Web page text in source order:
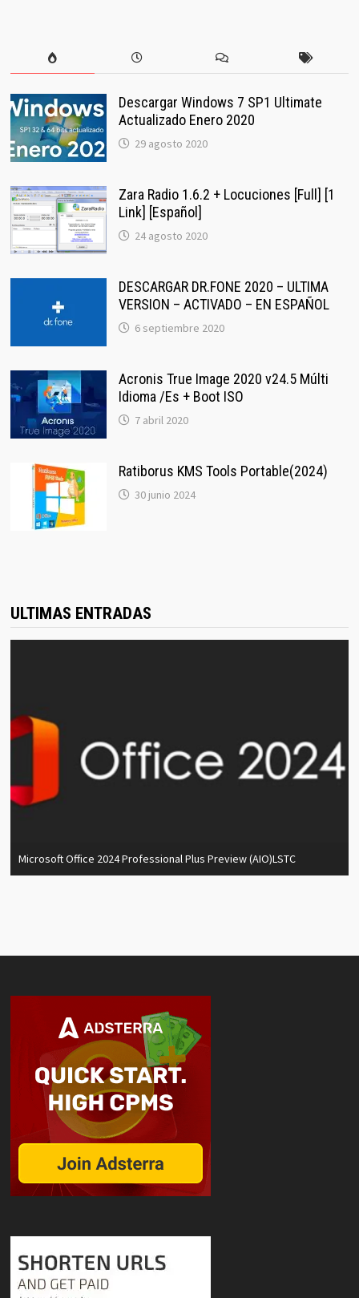
Descargar Windows 7 SP1 Ultimate
Actualizado Enero 2020
29 agosto 2020
Zara Radio 1.6.2 + Locuciones [Full] [1
Link] [Español]
24 agosto 2020
DESCARGAR DR.FONE 2020 – ULTIMA
VERSION – ACTIVADO – EN ESPAÑOL
6 septiembre 2020
Acronis True Image 2020 v24.5 Múlti
Idioma /Es + Boot ISO
7 abril 2020
Ratiborus KMS Tools Portable(2024)
30 junio 2024
ULTIMAS ENTRADAS
Microsoft Office 2024 Professional Plus Preview (AIO)LSTC